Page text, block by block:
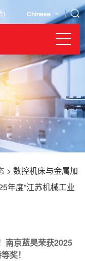
) Chinese
> 数控机床与金属加
年度“江苏机械工业
南京蓝昊荣获2025
奖！